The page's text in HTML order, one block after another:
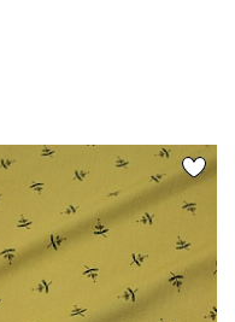
температура стирки
ткань может потерять
стороны; сушить в
оригинального цвета
монитора и в
отличаться.